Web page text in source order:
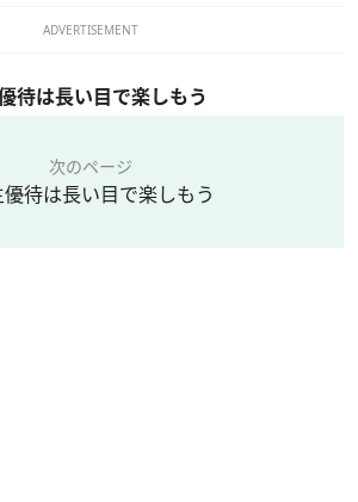
ADVERTISEMENT
待は長い目で楽しもう
次のページ
待は長い目で楽しもう